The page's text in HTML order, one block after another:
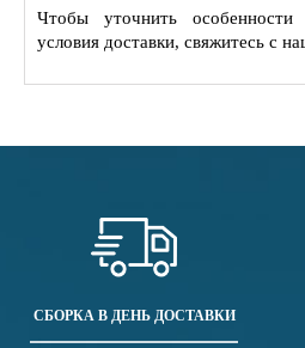
Чтобы уточнить особенности
условия доставки, свяжитесь с
СБОРКА В ДЕНЬ ДОСТАВКИ